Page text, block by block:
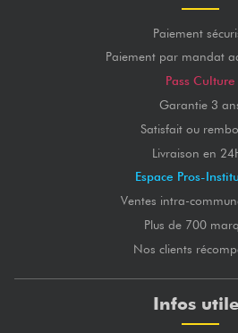
Paiement
Paiement par mandat
Pass Culture
Garantie 3
Satisfait ou
Livraison en
Espace Pros-
Ventes intra-
Plus de 700
Nos clients
Infos